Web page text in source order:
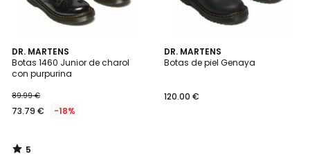
DR. MARTENS
Botas 1460 Junior de charol
con purpurina
89.99 €
73.79 € -18%
5
/
5
5
/
DR. MARTENS
Botas de piel Genaya
120.00 €